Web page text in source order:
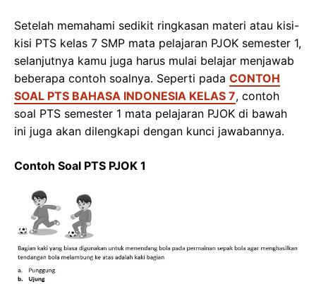
Setelah memahami sedikit ringkasan materi atau kisi-
kisi PTS kelas 7 SMP mata pelajaran PJOK semester 1,
selanjutnya kamu juga harus mulai belajar menjawab
beberapa contoh soalnya. Seperti pada CONTOH
SOAL PTS BAHASA INDONESIA KELAS 7, contoh
soal PTS semester 1 mata pelajaran PJOK di bawah
ini juga akan dilengkapi dengan kunci jawabannya.
Contoh Soal PTS PJOK 1